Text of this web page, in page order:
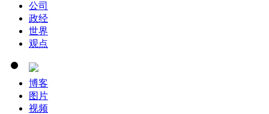
公司
政经
世界
观点
博客
图片
视频